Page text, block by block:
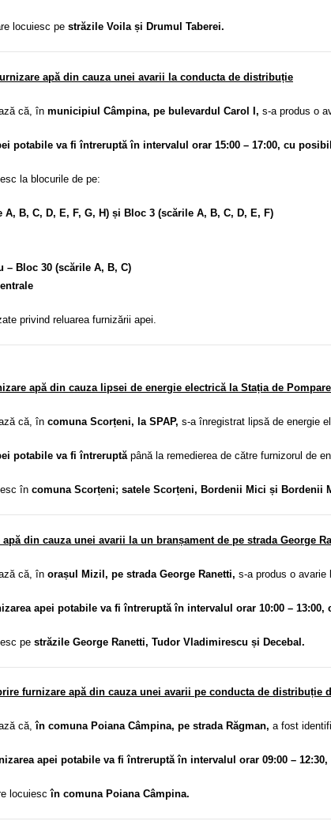
locuiesc pe străzile Voila și Drumul Taberei.
apă din cauza unei avarii la conducta de distribuție
că, în municipiul Câmpina, pe bulevardul Carol I, s-a produs o
potabile va fi întreruptă în intervalul orar 15:00 – 17:00, cu
la blocurile de pe:
B, C, D, E, F, G, H) și Bloc 3 (scările A, B, C, D, E, F)
– Bloc 30 (scările A, B, C)
privind reluarea furnizării apei.
apă din cauza lipsei de energie electrică la Stația de
că, în comuna Scorțeni, la SPAP, s-a înregistrat lipsă de energie
potabile va fi întreruptă până la remedierea de către furnizorul de
în comuna Scorțeni; satele Scorțeni, Bordenii Mici și Bordenii
din cauza unei avarii la un branșament de pe strada George
că, în orașul Mizil, pe strada George Ranetti, s-a produs o avarie
apei potabile va fi întreruptă în intervalul orar 10:00 –
pe străzile George Ranetti, Tudor Vladimirescu și Decebal.
furnizare apă din cauza unei avarii pe conducta de distribuție
că,în comuna Poiana Câmpina, pe strada Răgman, a fost
apei potabile va fi întreruptă în intervalul orar 09:00 –
locuiescîn comuna Poiana Câmpina.